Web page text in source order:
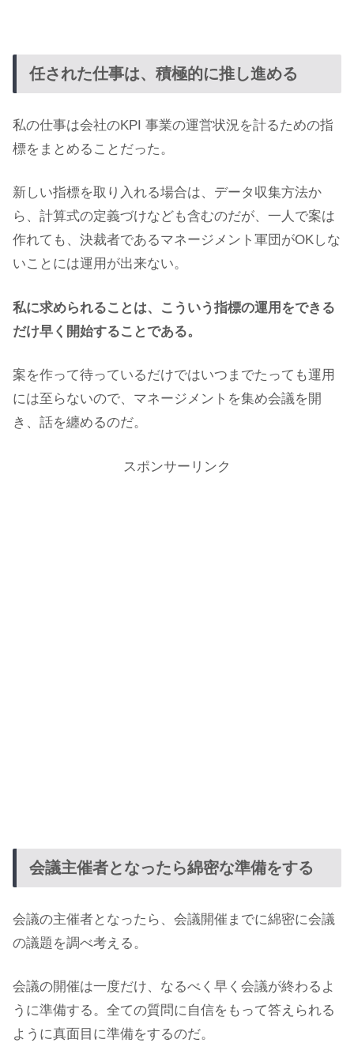
任された仕事は、積極的に推し進める
私の仕事は会社のKPI 事業の運営状況を計るための指
標をまとめることだった。
新しい指標を取り入れる場合は、データ収集方法か
ら、計算式の定義づけなども含むのだが、一人で案は
作れても、決裁者であるマネージメント軍団がOKしな
いことには運用が出来ない。
私に求められることは、こういう指標の運用をできる
だけ早く開始することである。
案を作って待っているだけではいつまでたっても運用
には至らないので、マネージメントを集め会議を開
き、話を纏めるのだ。
スポンサーリンク
会議主催者となったら綿密な準備をする
会議の主催者となったら、会議開催までに綿密に会議
の議題を調べ考える。
会議の開催は一度だけ、なるべく早く会議が終わるよ
うに準備する。全ての質問に自信をもって答えられる
ように真面目に準備をするのだ。